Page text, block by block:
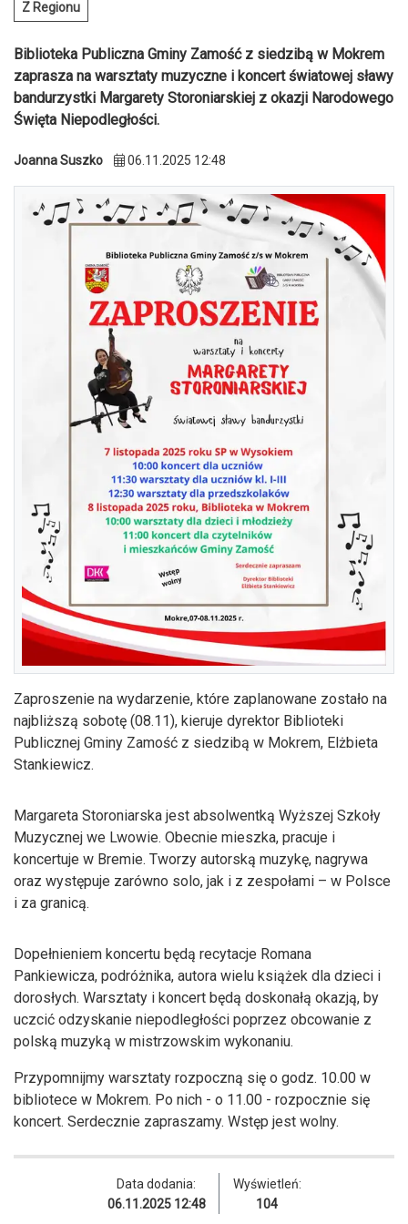
Z Regionu
Biblioteka Publiczna Gminy Zamość z siedzibą w Mokrem
zaprasza na warsztaty muzyczne i koncert światowej sławy
bandurzystki Margarety Storoniarskiej z okazji Narodowego
Święta Niepodległości.
Joanna Suszko 06.11.2025 12:48
Zaproszenie na wydarzenie, które zaplanowane zostało na
najbliższą sobotę (08.11), kieruje dyrektor Biblioteki
Publicznej Gminy Zamość z siedzibą w Mokrem, Elżbieta
Stankiewicz.
Margareta Storoniarska jest absolwentką Wyższej Szkoły
Muzycznej we Lwowie. Obecnie mieszka, pracuje i
koncertuje w Bremie. Tworzy autorską muzykę, nagrywa
oraz występuje zarówno solo, jak i z zespołami – w Polsce
i za granicą.
Dopełnieniem koncertu będą recytacje Romana
Pankiewicza, podróżnika, autora wielu książek dla dzieci i
dorosłych. Warsztaty i koncert będą doskonałą okazją, by
uczcić odzyskanie niepodległości poprzez obcowanie z
polską muzyką w mistrzowskim wykonaniu.
Przypomnijmy warsztaty rozpoczną się o godz. 10.00 w
bibliotece w Mokrem. Po nich - o 11.00 - rozpocznie się
koncert. Serdecznie zapraszamy. Wstęp jest wolny.
Data dodania:
06.11.2025 12:48
Wyświetleń:
104